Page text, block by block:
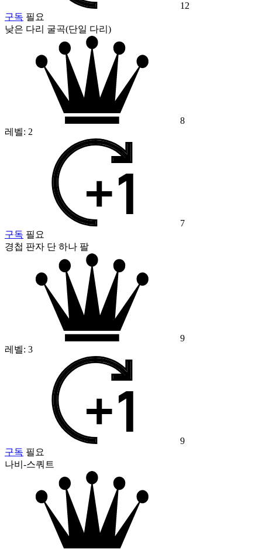
12
구독 필요
낮은 다리 굴곡(단일 다리)
8
레벨: 2
7
구독 필요
경첩 판자 단 하나 팔
9
레벨: 3
9
구독 필요
나비-스쿼트